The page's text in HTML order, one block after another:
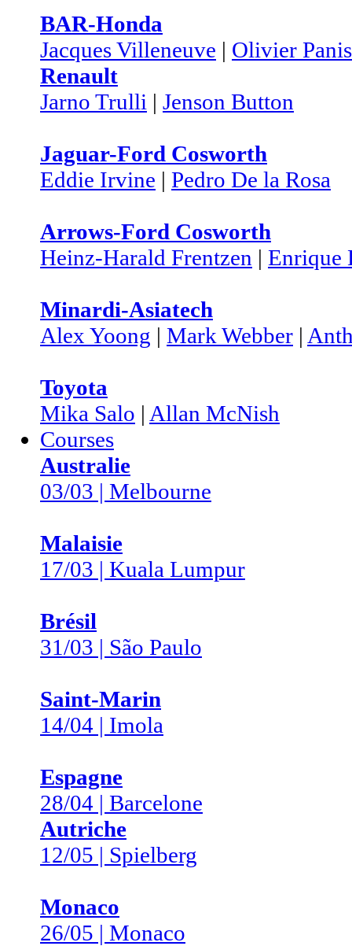
BAR-Honda
Jacques Villeneuve | Olivier Panis
Renault
Jarno Trulli | Jenson Button
Jaguar-Ford Cosworth
Eddie Irvine | Pedro De la Rosa
Arrows-Ford Cosworth
Heinz-Harald Frentzen | Enrique
Minardi-Asiatech
Alex Yoong | Mark Webber |
Toyota
Mika Salo | Allan McNish
Courses
Australie
03/03 | Melbourne
Malaisie
17/03 | Kuala Lumpur
Brésil
31/03 | São Paulo
Saint-Marin
14/04 | Imola
Espagne
28/04 | Barcelone
Autriche
12/05 | Spielberg
Monaco
26/05 | Monaco